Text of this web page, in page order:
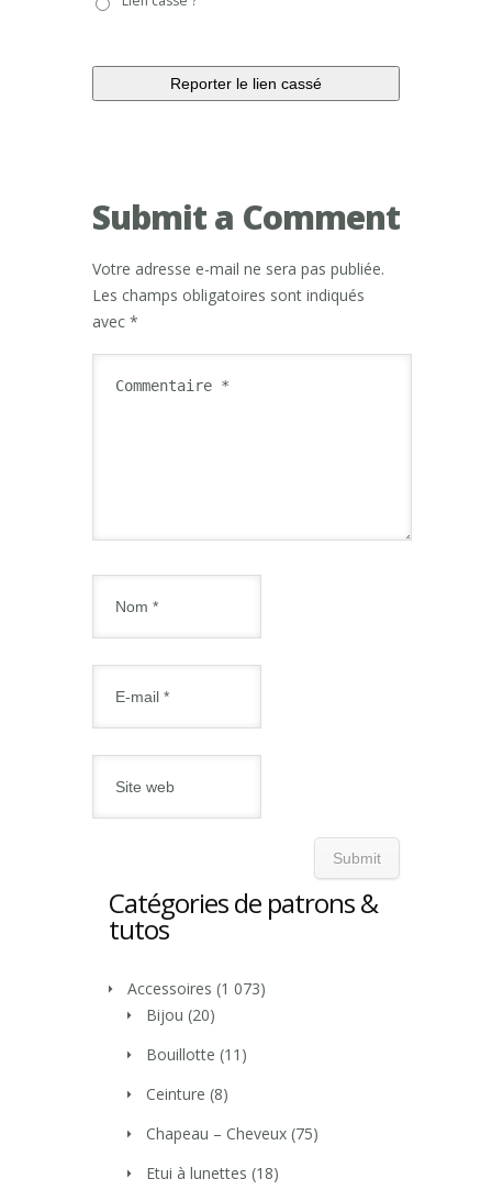
cassé
Submit a Comment
Votre adresse e-mail ne sera pas publiée.
Les champs obligatoires sont indiqués
avec *
Catégories de patrons &
tutos
Accessoires (1 073)
Bijou (20)
Bouillotte (11)
Ceinture (8)
Chapeau – Cheveux (75)
Etui à lunettes (18)